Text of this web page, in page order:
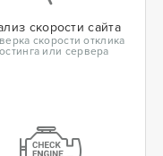
скорости сайта
скорости отклика
или сервера